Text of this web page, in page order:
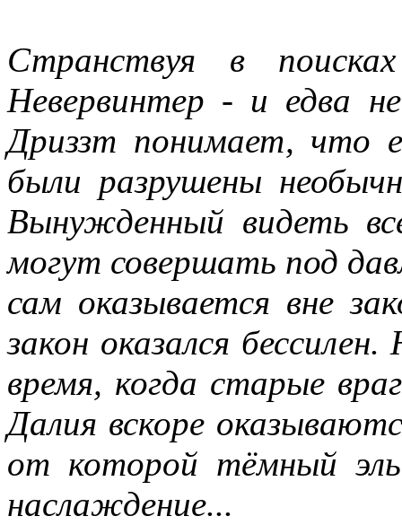
Странствуя в
Невервинтер - и едва
Дриззт понимает, что
были разрушены
Вынужденный видеть
могут совершать под
сам оказывается вне
закон оказался
время, когда старые
Далия вскоре
от которой тёмный
наслаждение...